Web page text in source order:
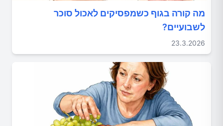
מה קורה בגוף כשמפסיקים לאכול סוכר
לשבועיים?
23.3.2026